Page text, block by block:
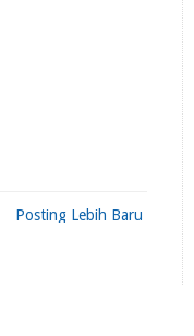
Posting Lebih Baru